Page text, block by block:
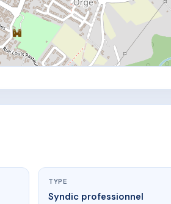
TYPE
Syndic professionnel